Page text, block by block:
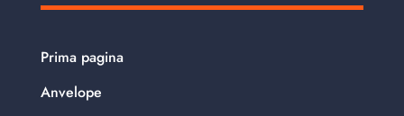
Prima pagina
Anvelope